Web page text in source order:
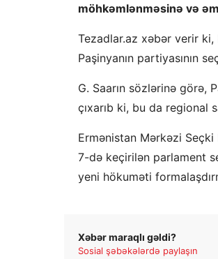
möhkəmlənməsinə və
Tezadlar.az xəbər verir
Paşinyanın partiyasının
G. Saarın sözlərinə görə,
çıxarıb ki, bu da regional
Ermənistan Mərkəzi Seçki
7-də keçirilən parlament
yeni hökuməti
Xəbər maraqlı gəldi?
Sosial şəbəkələrdə paylaşın